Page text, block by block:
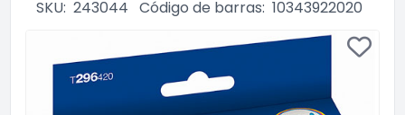
SKU: 243044 Código de barras: 10343922020